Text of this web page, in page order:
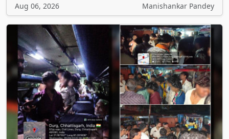
Aug 06, 2026 Manishankar Pandey